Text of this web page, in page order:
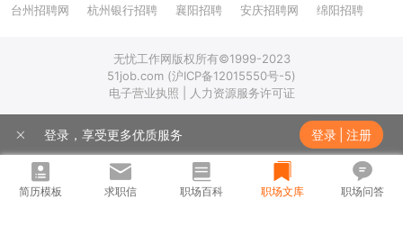
台州招聘网
杭州银行招聘 襄阳招聘 安庆招聘网
绵阳招聘
上饶招聘网无忧工作网版权所有©1999-2023
51job.com (沪ICP备12015550号-5)
电子营业执照 | 人力资源服务许可证
登录，享受更多优质服务 登录 注册
简历模板 求职信 职场百科 职场文库 职场问答